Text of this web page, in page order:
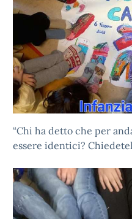
“Chi ha detto che per
essere identici?